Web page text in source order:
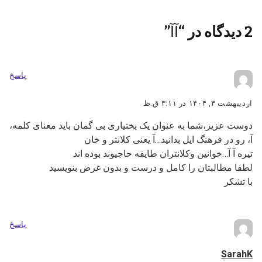
2 دیدگاه در “ آآ”
گفت:
اردیبهشت ۴, ۱۴۰۴ در ۳:۱۱ ق.ظ
دوست عزیز،شما به عنوان یک بختیاری بی گمان باید معنای کلمه،
آ، رو در فرهنگ ایل بدانید…آ یعنی کلانتر و خان
تیره آ آ…خوانین وکلانتران طایفه حاجیوند بوده اند
لطفا مطالبتان را کامل و درست و بدون غرض بنویسید
با تشکر
پاسخ
SarahK
پاسخ